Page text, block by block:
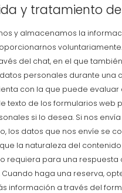
y tratamiento
y almacenamos la
del chat, en el que
personales durante una
con la que puede evaluar
texto de los formularios web
si lo desea. Si nos
los datos que nos envíe se
la naturaleza del
requiera para una respuesta
haga una reserva,
información a través del